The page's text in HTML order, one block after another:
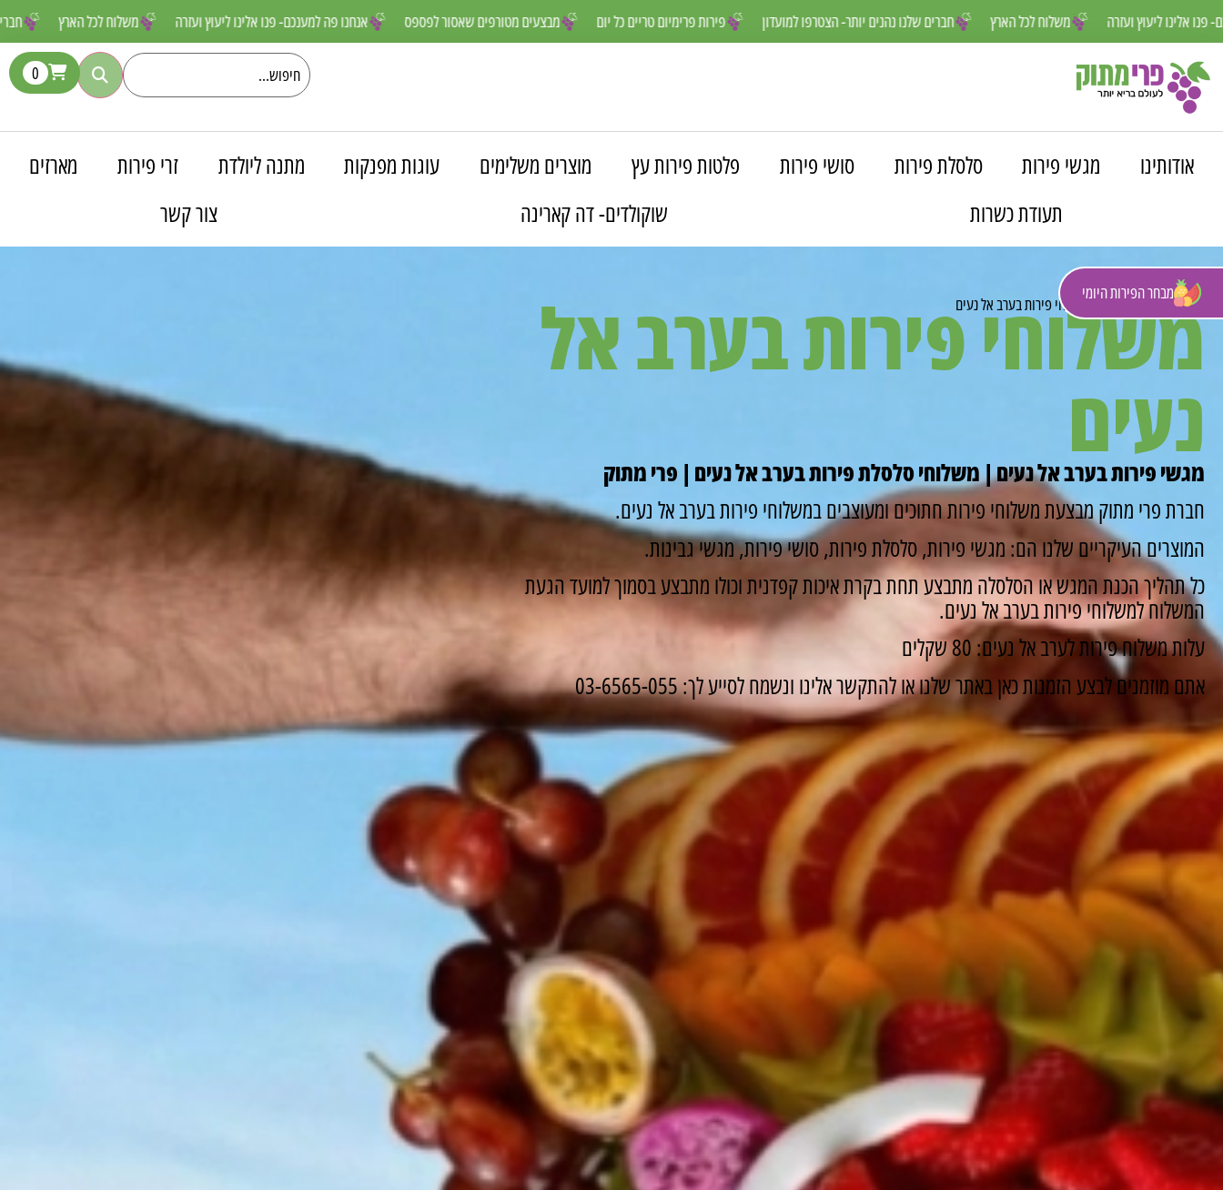
משלוח לכל אנחנו פה למענכם- פנו אלינו ליעוץ ועזרה מבצעים מטורפים שאסור לפספס פירות פרימיום טריים כל יום חברים שלנו נהנים יותר- הצטרפו למועדון משלוח לכל הארץ אנחנו פה למענכם- פנו אלינו ליעוץ ועזרה
מבחר הפירות היומי
0
אודותינו מגשי פירות סלסלת פירות סושי פירות פלטות פירות עץ מוצרים משלימים עוגות מפנקות מתנה ליולדת זרי פירות
מארזים
תעודת כשרות
שוקולדים- דה קארינה צור קשר
פרי מתוק» משלוחים»משלוחי פירות בערב אל נעים
משלוחי פירות בערב אל
נעים
מגשי פירות בערב אל נעים | משלוחי סלסלת פירות בערב אל נעים | פרי מתוק
חברת פרי מתוק מבצעת משלוחי פירות חתוכים ומעוצבים במשלוחי פירות בערב אל נעים.
המוצרים העיקריים שלנו הם: מגשי פירות, סלסלת פירות, סושי פירות, מגשי גבינות.
כל תהליך הכנת המגש או הסלסלה מתבצע תחת בקרת איכות קפדנית וכולו מתבצע בסמוך למועד הגעת
המשלוח למשלוחי פירות בערב אל נעים.
עלות משלוח פירות לערב אל נעים: 80 שקלים
אתם מוזמנים לבצע הזמנות כאן באתר שלנו או להתקשר אלינו ונשמח לסייע לך: 03-6565-055